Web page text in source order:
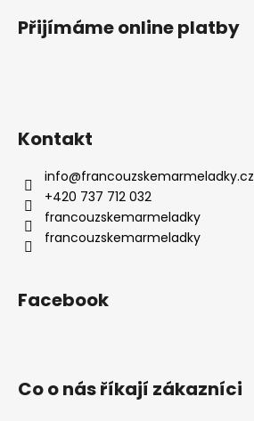
Přijímáme online platby
Kontakt
info@francouzskemarmeladky.cz
+420 737 712 032
francouzskemarmeladky
francouzskemarmeladky
Facebook
Co o nás říkají zákazníci